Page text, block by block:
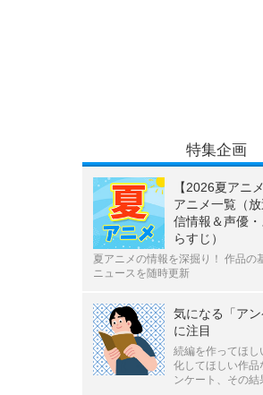
特集企画
【2026夏アニ
アニメ一覧（
信情報＆声優
らすじ）
夏アニメの情報を深掘り！ 作品の
ニュースを随時更新
気になる「ア
に注目
続編を作ってほし
化してほしい作品
ンケート、その結